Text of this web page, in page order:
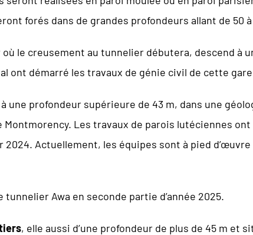
forés dans de grandes profondeurs allant de 50
où le creusement au tunnelier débutera, descend à
ont démarré les travaux de génie civil de cette gare
une profondeur supérieure de 43 m, dans une
Montmorency. Les travaux de parois lutéciennes
Actuellement, les équipes sont à pied
tunnelier Awa en seconde partie d’année 2025.
, elle aussi d’une profondeur de plus de 45 m et